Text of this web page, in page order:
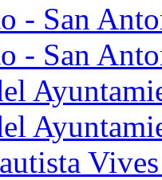
- San
- San